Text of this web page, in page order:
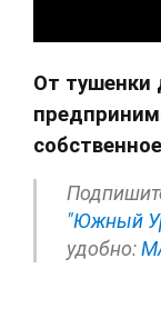
От тушенки
"Южный
удобно: